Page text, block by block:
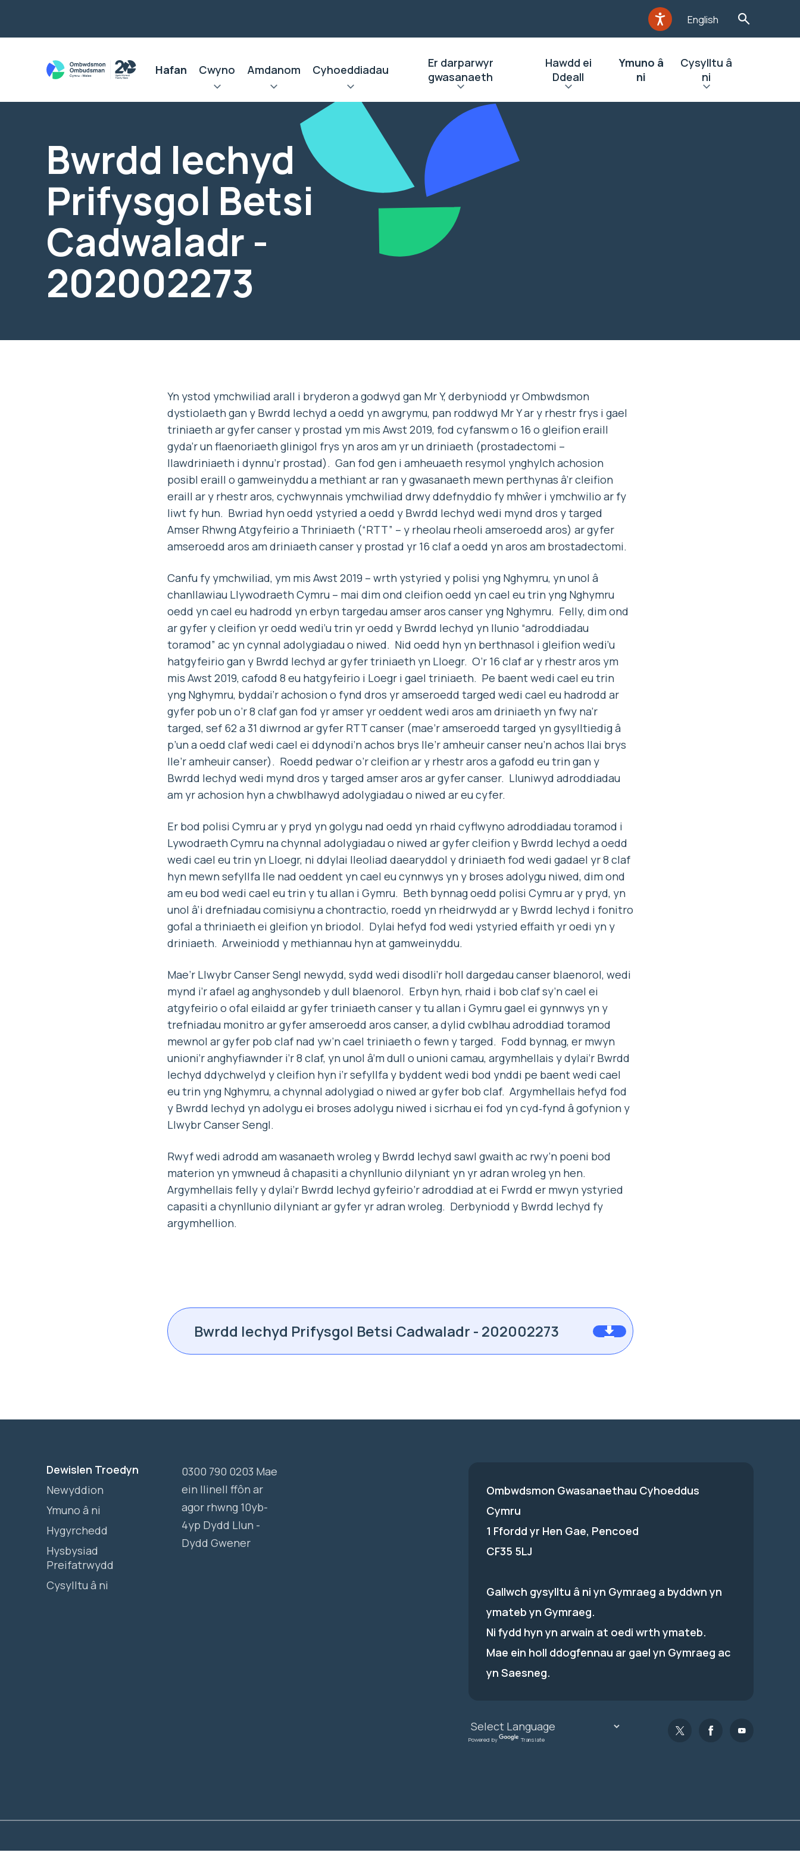
English
Hafan Cwyno Amdanom Cyhoeddiadau
Er darparwyr
gwasanaeth
Hawdd ei
Ddeall
Ymuno â
ni
Cysylltu â
ni
Bwrdd Iechyd
Prifysgol Betsi
Cadwaladr -
202002273
Yn ystod ymchwiliad arall i bryderon a godwyd gan Mr Y, derbyniodd yr Ombwdsmon
dystiolaeth gan y Bwrdd Iechyd a oedd yn awgrymu, pan roddwyd Mr Y ar y rhestr frys i gael
triniaeth ar gyfer canser y prostad ym mis Awst 2019, fod cyfanswm o 16 o gleifion eraill
gyda’r un flaenoriaeth glinigol frys yn aros am yr un driniaeth (prostadectomi –
llawdriniaeth i dynnu’r prostad). Gan fod gen i amheuaeth resymol ynghylch achosion
posibl eraill o gamweinyddu a methiant ar ran y gwasanaeth mewn perthynas â’r cleifion
eraill ar y rhestr aros, cychwynnais ymchwiliad drwy ddefnyddio fy mhŵer i ymchwilio ar fy
liwt fy hun. Bwriad hyn oedd ystyried a oedd y Bwrdd Iechyd wedi mynd dros y targed
Amser Rhwng Atgyfeirio a Thriniaeth (“RTT” – y rheolau rheoli amseroedd aros) ar gyfer
amseroedd aros am driniaeth canser y prostad yr 16 claf a oedd yn aros am brostadectomi.
Canfu fy ymchwiliad, ym mis Awst 2019 – wrth ystyried y polisi yng Nghymru, yn unol â
chanllawiau Llywodraeth Cymru – mai dim ond cleifion oedd yn cael eu trin yng Nghymru
oedd yn cael eu hadrodd yn erbyn targedau amser aros canser yng Nghymru. Felly, dim ond
ar gyfer y cleifion yr oedd wedi’u trin yr oedd y Bwrdd Iechyd yn llunio “adroddiadau
toramod” ac yn cynnal adolygiadau o niwed. Nid oedd hyn yn berthnasol i gleifion wedi’u
hatgyfeirio gan y Bwrdd Iechyd ar gyfer triniaeth yn Lloegr. O’r 16 claf ar y rhestr aros ym
mis Awst 2019, cafodd 8 eu hatgyfeirio i Loegr i gael triniaeth. Pe baent wedi cael eu trin
yng Nghymru, byddai’r achosion o fynd dros yr amseroedd targed wedi cael eu hadrodd ar
gyfer pob un o’r 8 claf gan fod yr amser yr oeddent wedi aros am driniaeth yn fwy na’r
targed, sef 62 a 31 diwrnod ar gyfer RTT canser (mae’r amseroedd targed yn gysylltiedig â
p’un a oedd claf wedi cael ei ddynodi’n achos brys lle’r amheuir canser neu’n achos llai brys
lle’r amheuir canser). Roedd pedwar o’r cleifion ar y rhestr aros a gafodd eu trin gan y
Bwrdd Iechyd wedi mynd dros y targed amser aros ar gyfer canser. Lluniwyd adroddiadau
am yr achosion hyn a chwblhawyd adolygiadau o niwed ar eu cyfer.
Er bod polisi Cymru ar y pryd yn golygu nad oedd yn rhaid cyflwyno adroddiadau toramod i
Lywodraeth Cymru na chynnal adolygiadau o niwed ar gyfer cleifion y Bwrdd Iechyd a oedd
wedi cael eu trin yn Lloegr, ni ddylai lleoliad daearyddol y driniaeth fod wedi gadael yr 8 claf
hyn mewn sefyllfa lle nad oeddent yn cael eu cynnwys yn y broses adolygu niwed, dim ond
am eu bod wedi cael eu trin y tu allan i Gymru. Beth bynnag oedd polisi Cymru ar y pryd, yn
unol â’i drefniadau comisiynu a chontractio, roedd yn rheidrwydd ar y Bwrdd Iechyd i fonitro
gofal a thriniaeth ei gleifion yn briodol. Dylai hefyd fod wedi ystyried effaith yr oedi yn y
driniaeth. Arweiniodd y methiannau hyn at gamweinyddu.
Mae’r Llwybr Canser Sengl newydd, sydd wedi disodli’r holl dargedau canser blaenorol, wedi
mynd i’r afael ag anghysondeb y dull blaenorol. Erbyn hyn, rhaid i bob claf sy’n cael ei
atgyfeirio o ofal eilaidd ar gyfer triniaeth canser y tu allan i Gymru gael ei gynnwys yn y
trefniadau monitro ar gyfer amseroedd aros canser, a dylid cwblhau adroddiad toramod
mewnol ar gyfer pob claf nad yw’n cael triniaeth o fewn y targed. Fodd bynnag, er mwyn
unioni’r anghyfiawnder i’r 8 claf, yn unol â’m dull o unioni camau, argymhellais y dylai’r Bwrdd
Iechyd ddychwelyd y cleifion hyn i’r sefyllfa y byddent wedi bod ynddi pe baent wedi cael
eu trin yng Nghymru, a chynnal adolygiad o niwed ar gyfer bob claf. Argymhellais hefyd fod
y Bwrdd Iechyd yn adolygu ei broses adolygu niwed i sicrhau ei fod yn cyd‑fynd â gofynion y
Llwybr Canser Sengl.
Rwyf wedi adrodd am wasanaeth wroleg y Bwrdd Iechyd sawl gwaith ac rwy’n poeni bod
materion yn ymwneud â chapasiti a chynllunio dilyniant yn yr adran wroleg yn hen.
Argymhellais felly y dylai’r Bwrdd Iechyd gyfeirio’r adroddiad at ei Fwrdd er mwyn ystyried
capasiti a chynllunio dilyniant ar gyfer yr adran wroleg. Derbyniodd y Bwrdd Iechyd fy
argymhellion.
Bwrdd Iechyd Prifysgol Betsi Cadwaladr - 202002273
Dewislen Troedyn
Newyddion
Ymuno â ni
Hygyrchedd
Hysbysiad
Preifatrwydd
Cysylltu â ni
0300 790 0203 Mae
ein llinell ffôn ar
agor rhwng 10yb-
4yp Dydd Llun -
Dydd Gwener
Ombwdsmon Gwasanaethau Cyhoeddus
Cymru
1 Ffordd yr Hen Gae, Pencoed
CF35 5LJ
Gallwch gysylltu â ni yn Gymraeg a byddwn yn
ymateb yn Gymraeg.
Ni fydd hyn yn arwain at oedi wrth ymateb.
Mae ein holl ddogfennau ar gael yn Gymraeg ac
yn Saesneg.
Powered by Translate